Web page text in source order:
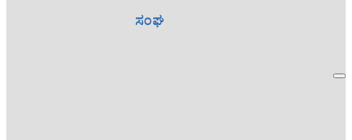
ಸಂಘ